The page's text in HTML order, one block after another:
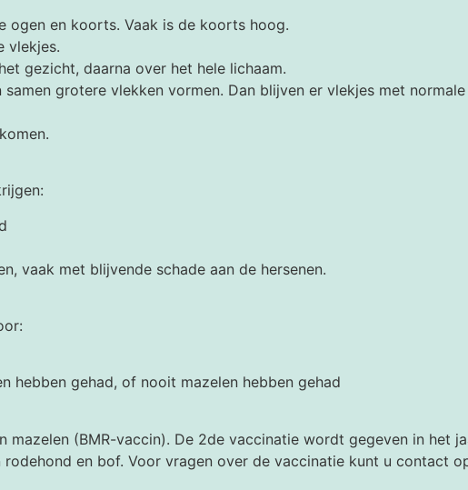
ogen en koorts. Vaak is de koorts hoog.
vlekjes.
gezicht, daarna over het hele lichaam.
grotere vlekken vormen. Dan blijven er vlekjes met
vaak met blijvende schade aan de hersenen.
hebben gehad, of nooit mazelen hebben gehad
mazelen (BMR-vaccin). De 2de vaccinatie wordt gegeven in het
rodehond en bof. Voor vragen over de vaccinatie kunt u contact